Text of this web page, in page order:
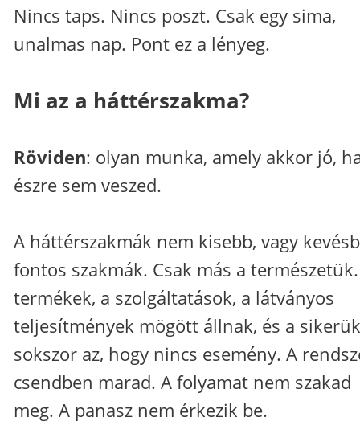
Nincs taps. Nincs poszt. Csak egy sima,
unalmas nap. Pont ez a lényeg.
Mi az a háttérszakma?
Röviden: olyan munka, amely akkor jó,
észre sem veszed.
A háttérszakmák nem kisebb, vagy
fontos szakmák. Csak más a
termékek, a szolgáltatások, a látványos
teljesítmények mögött állnak, és a sikerük
sokszor az, hogy nincs esemény. A
csendben marad. A folyamat nem szakad
meg. A panasz nem érkezik be.